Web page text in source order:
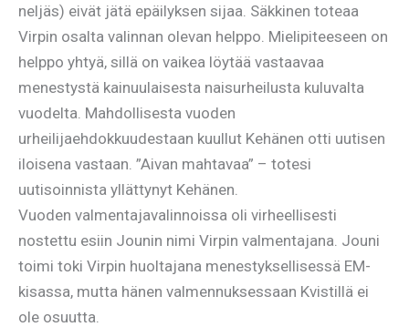
neljäs) eivät jätä epäilyksen sijaa. Säkkinen toteaa
Virpin osalta valinnan olevan helppo. Mielipiteeseen on
helppo yhtyä, sillä on vaikea löytää vastaavaa
menestystä kainuulaisesta naisurheilusta kuluvalta
vuodelta. Mahdollisesta vuoden
urheilijaehdokkuudestaan kuullut Kehänen otti uutisen
iloisena vastaan. ”Aivan mahtavaa” – totesi
uutisoinnista yllättynyt Kehänen.
Vuoden valmentajavalinnoissa oli virheellisesti
nostettu esiin Jounin nimi Virpin valmentajana. Jouni
toimi toki Virpin huoltajana menestyksellisessä EM-
kisassa, mutta hänen valmennuksessaan Kvistillä ei
ole osuutta.